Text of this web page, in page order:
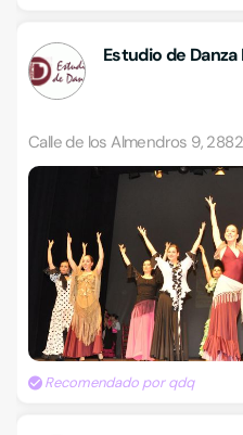
Estudio de Danza
Calle de los Almendros 9,
Recomendado por qdq